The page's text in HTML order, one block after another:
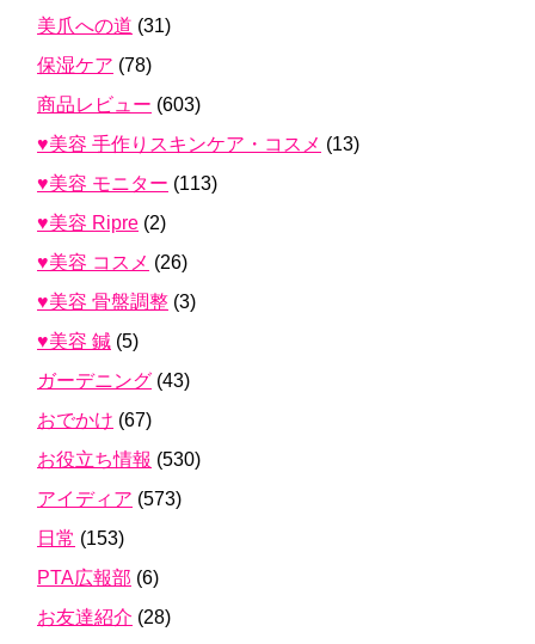
美爪への道 (31)
保湿ケア (78)
商品レビュー (603)
♥美容 手作りスキンケア・コスメ (13)
♥美容 モニター (113)
♥美容 Ripre (2)
♥美容 コスメ (26)
♥美容 骨盤調整 (3)
♥美容 鍼 (5)
ガーデニング (43)
おでかけ (67)
お役立ち情報 (530)
アイディア (573)
日常 (153)
PTA広報部 (6)
お友達紹介 (28)